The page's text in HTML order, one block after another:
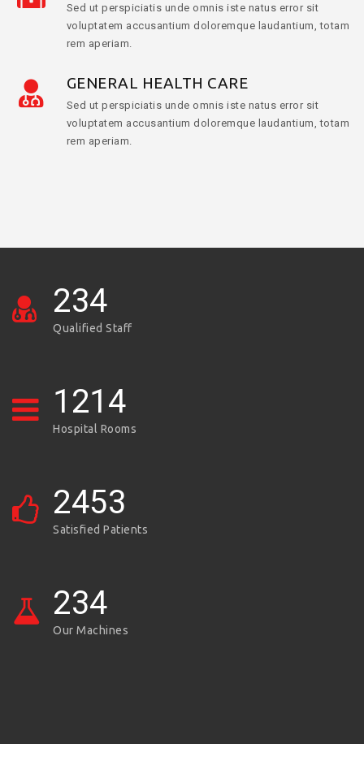
Sed ut perspiciatis unde omnis iste natus error sit
voluptatem accusantium doloremque laudantium, totam
rem aperiam.
GENERAL HEALTH CARE
Sed ut perspiciatis unde omnis iste natus error sit
voluptatem accusantium doloremque laudantium, totam
rem aperiam.
234
Qualified Staff
1214
Hospital Rooms
2453
Satisfied Patients
234
Our Machines